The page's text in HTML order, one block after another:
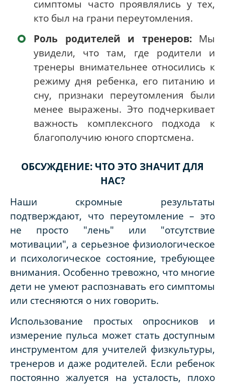
симптомы часто проявлялись у тех,
кто был на грани переутомления.
Роль родителей и тренеров:Мы
увидели, что там, где родители и
тренеры внимательнее относились к
режиму дня ребенка, его питанию и
сну, признаки переутомления были
менее выражены. Это подчеркивает
важность комплексного подхода к
благополучию юного спортсмена.
ОБСУЖДЕНИЕ: ЧТО ЭТО ЗНАЧИТ ДЛЯ
НАС?
Наши скромные результаты
подтверждают, что переутомление – это
не просто "лень" или "отсутствие
мотивации", а серьезное физиологическое
и психологическое состояние, требующее
внимания. Особенно тревожно, что многие
дети не умеют распознавать его симптомы
или стесняются о них говорить.
Использование простых опросников и
измерение пульса может стать доступным
инструментом для учителей физкультуры,
тренеров и даже родителей. Если ребенок
постоянно жалуется на усталость, плохо